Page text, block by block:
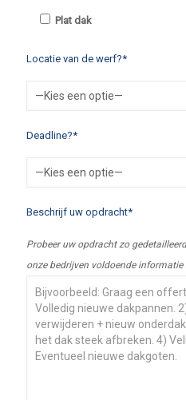
Plat dak
Locatie van de werf?*
Deadline?*
Beschrijf uw opdracht*
Probeer uw opdracht zo
onze bedrijven voldoende informatie